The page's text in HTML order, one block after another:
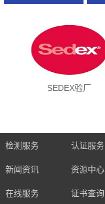
SEDEX验厂
检测服务 认证服务
新闻资讯 资源中心
在线服务 证书查询